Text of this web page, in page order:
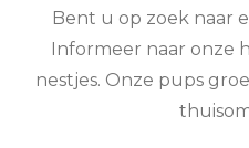
Bent u op zoek naar
Informeer naar onze
nestjes. Onze pups